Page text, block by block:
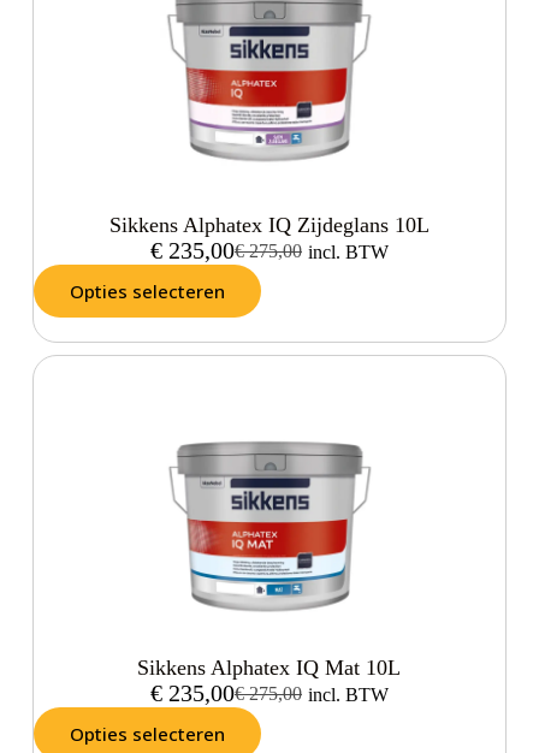
Sikkens Alphatex IQ Zijdeglans 10L
€275,00
€235,00 incl. BTW
Opties selecteren
Sikkens Alphatex IQ Mat 10L
€275,00
€235,00 incl. BTW
Opties selecteren